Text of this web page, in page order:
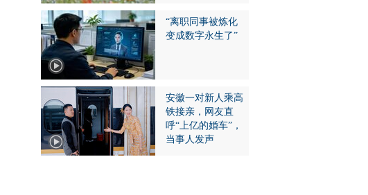
“离职同事被炼化
变成数字永生了”
安徽一对新人乘高
铁接亲，网友直
呼“上亿的婚车”，
当事人发声